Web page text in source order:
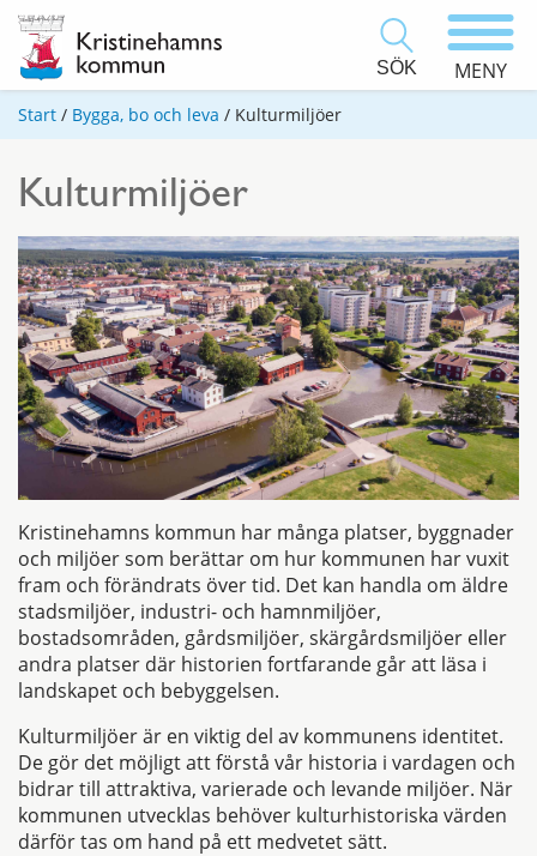
SÖK MENY
Start / Bygga, bo och leva / Kulturmiljöer
Kulturmiljöer
Kristinehamns kommun har många platser, byggnader
och miljöer som berättar om hur kommunen har vuxit
fram och förändrats över tid. Det kan handla om äldre
stadsmiljöer, industri- och hamnmiljöer,
bostadsområden, gårdsmiljöer, skärgårdsmiljöer eller
andra platser där historien fortfarande går att läsa i
landskapet och bebyggelsen.
Kulturmiljöer är en viktig del av kommunens identitet.
De gör det möjligt att förstå vår historia i vardagen och
bidrar till attraktiva, varierade och levande miljöer. När
kommunen utvecklas behöver kulturhistoriska värden
därför tas om hand på ett medvetet sätt.